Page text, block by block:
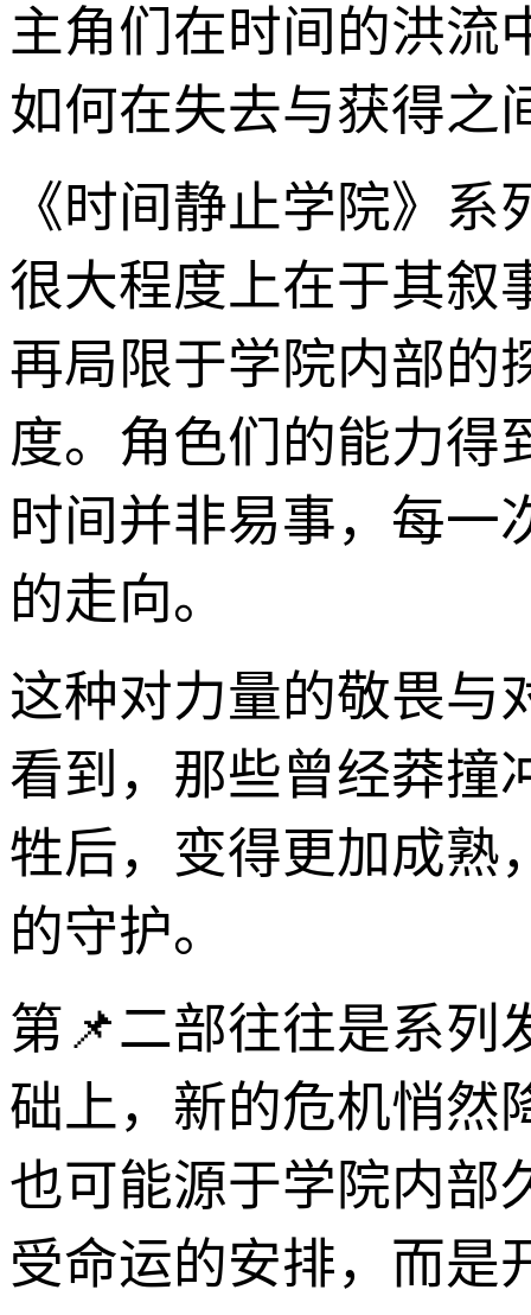
主角们在时间的洪流
如何在失去与获得之
《时间静止学院》
很大程度上在于其叙
再局限于学院内部的
度。角色们的能力得
时间并非易事，每一
的走向。
这种对力量的敬畏与
看到，那些曾经莽撞
牲后，变得更加成熟
的守护。
第📌二部往往是系列
础上，新的危机悄然
也可能源于学院内部
受命运的安排，而是